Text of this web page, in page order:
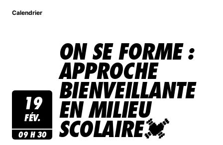
MEMBRES
PARTENAIRES
NOUVELLES
COLLOQUE
BOUTIQUE
Calendrier
19
FÉV.
09 H 30
ON SE FORME :
APPROCHE
BIENVEILLANTE
EN MILIEU
SCOLAIRE💓